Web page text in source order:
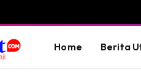
Home Berita